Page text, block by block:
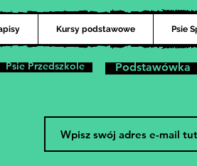
Kursy podstawowe Psie
Psie Przedszkole Podstawówka